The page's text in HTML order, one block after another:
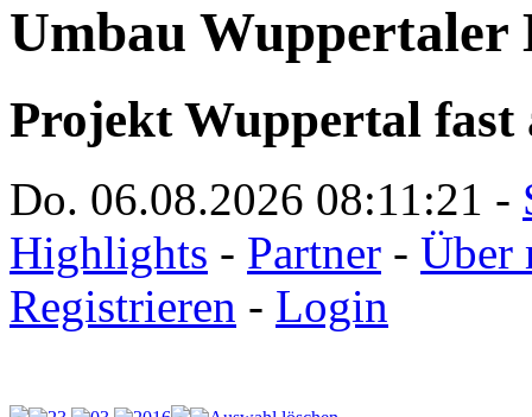
Umbau Wuppertaler
Projekt Wuppertal fast
Do. 06.08.2026 08:11:21 -
Highlights - Partner - Über
Registrieren - Login